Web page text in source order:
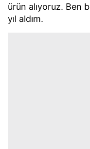
ürün alıyoruz. Ben
yıl aldım.